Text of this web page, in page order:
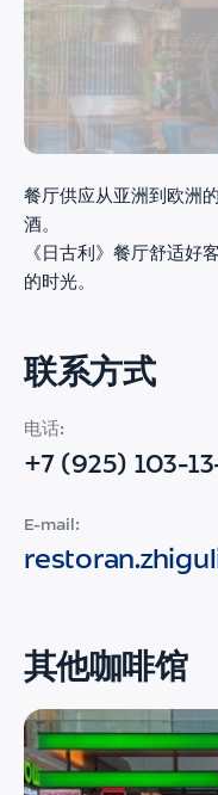
餐厅供应从亚洲到欧洲
酒。
《日古利》餐厅舒适好
的时光。
联系方式
电话:
+7 (925) 103-
E-mail:
其他咖啡馆